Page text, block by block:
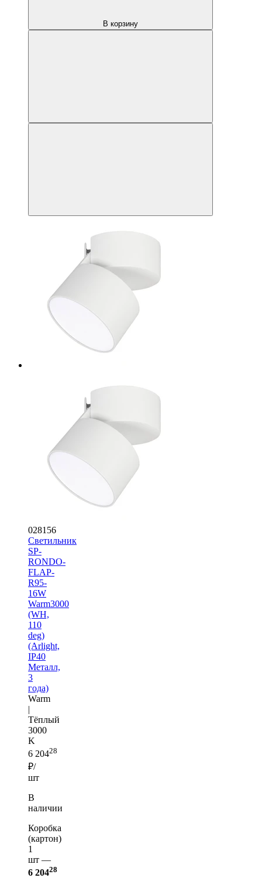
В корзину
028156
Светильник
SP-
RONDO-
FLAP-
R95-
16W
Warm3000
(WH,
110
deg)
(Arlight,
IP40
Металл,
3
года)
Warm
|
Тёплый
3000
K
6 20428
₽/
шт
В
наличии
Коробка
(картон)
1
шт —
6 20428